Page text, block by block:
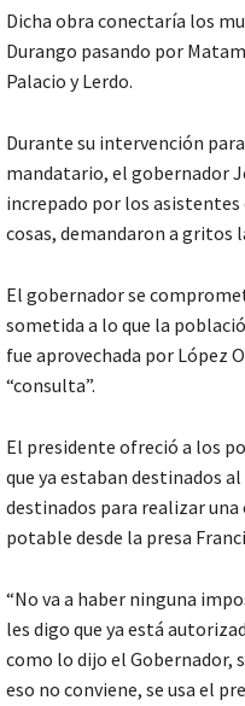
Dicha obra conectaría los
Durango pasando por
Palacio y Lerdo.
Durante su intervención
mandatario, el gobernador
increpado por los
cosas, demandaron a gritos
El gobernador se
sometida a lo que la
fue aprovechada por López
“consulta”.
El presidente ofreció a los
que ya estaban destinados
destinados para realizar
potable desde la presa
“No va a haber ninguna
les digo que ya está
como lo dijo el Gobernador,
eso no conviene, se usa el